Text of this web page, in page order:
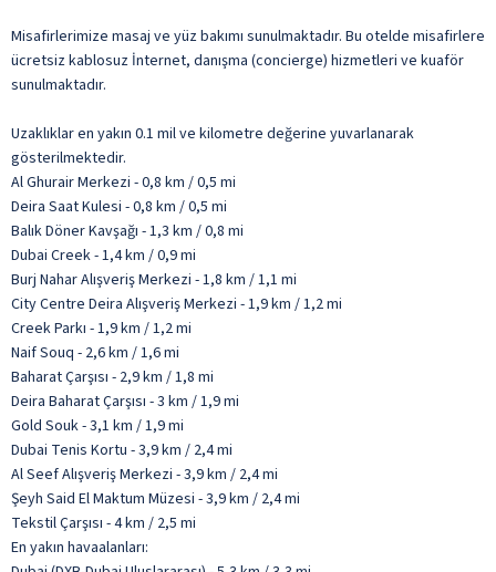
Misafirlerimize masaj ve yüz bakımı sunulmaktadır. Bu otelde misafirlere
ücretsiz kablosuz İnternet, danışma (concierge) hizmetleri ve kuaför
sunulmaktadır.
Uzaklıklar en yakın 0.1 mil ve kilometre değerine yuvarlanarak
gösterilmektedir.
Al Ghurair Merkezi - 0,8 km / 0,5 mi
Deira Saat Kulesi - 0,8 km / 0,5 mi
Balık Döner Kavşağı - 1,3 km / 0,8 mi
Dubai Creek - 1,4 km / 0,9 mi
Burj Nahar Alışveriş Merkezi - 1,8 km / 1,1 mi
City Centre Deira Alışveriş Merkezi - 1,9 km / 1,2 mi
Creek Parkı - 1,9 km / 1,2 mi
Naif Souq - 2,6 km / 1,6 mi
Baharat Çarşısı - 2,9 km / 1,8 mi
Deira Baharat Çarşısı - 3 km / 1,9 mi
Gold Souk - 3,1 km / 1,9 mi
Dubai Tenis Kortu - 3,9 km / 2,4 mi
Al Seef Alışveriş Merkezi - 3,9 km / 2,4 mi
Şeyh Said El Maktum Müzesi - 3,9 km / 2,4 mi
Tekstil Çarşısı - 4 km / 2,5 mi
En yakın havaalanları: